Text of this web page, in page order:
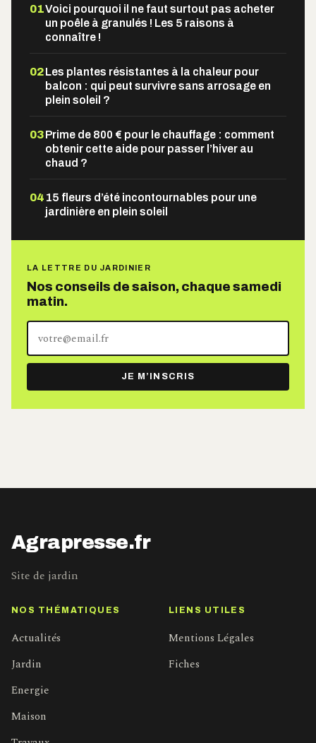
01Voici pourquoi il ne faut surtout pas acheter
un poêle à granulés ! Les 5 raisons à
connaître !
02Les plantes résistantes à la chaleur pour
balcon : qui peut survivre sans arrosage en
plein soleil ?
03Prime de 800 € pour le chauffage : comment
obtenir cette aide pour passer l’hiver au
chaud ?
04 15 fleurs d’été incontournables pour une
jardinière en plein soleil
LA LETTRE DU JARDINIER
Nos conseils de saison, chaque samedi
matin.
adresse
e-
mail
JE M’INSCRIS
Agrapresse.fr
Site de jardin
NOS THÉMATIQUES
Actualités
Jardin
Energie
Maison
LIENS UTILES
Mentions Légales
Fiches